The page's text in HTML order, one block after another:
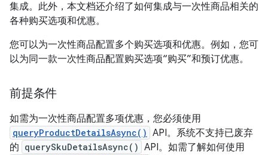
集成。此外，本文档还介绍了如何集成与一次性商品相关的
各种购买选项和优惠。
您可以为一次性商品配置多个购买选项和优惠。例如，您可
以为同一款一次性商品配置购买选项“购买”和预订优惠。
前提条件
如需为一次性商品配置多项优惠，您必须使用
queryProductDetailsAsync() API。系统不支持已废弃
的 querySkuDetailsAsync() API。如需了解如何使用